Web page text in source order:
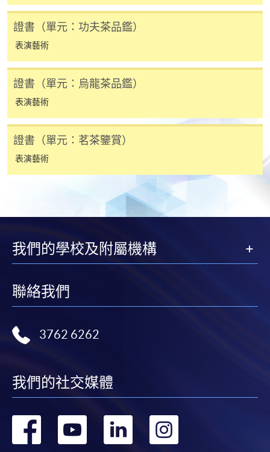
Mastercard卡」）繳付學費。
*香港大學專業進修學院Mastercard卡
月免息分期付款優惠，必須親臨本學院設有報名服務的教
學中心作付款安排。
如欲了解如何於網上報讀新課程及繳費，請瀏覽網上
申請/報讀指南 :
-短期課程
個別課程為須報讀同一學歷頒授課程及其他單元或繳
交下期學費的學員，提供網上服務，如學員就讀的課
網上支付可通過「繳費靈」(PPS) (不適用於手機)、
Pay) 、「支付寶」(Online Alipay) 或 「轉數快」(FPS)
報讀新課程
證書（單元：功夫茶品鑑）
表演藝術
證書（單元：烏龍茶品鑑）
表演藝術
證書（單元：茗茶鑒賞）
表演藝術
我們的學校及附屬機構
聯絡我們
3762 6262
我們的社交媒體
轉 轉 轉 轉